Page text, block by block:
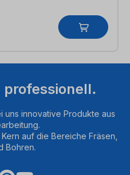
uns innovative Produkte aus
auf die Bereiche Fräsen,
Bohren.